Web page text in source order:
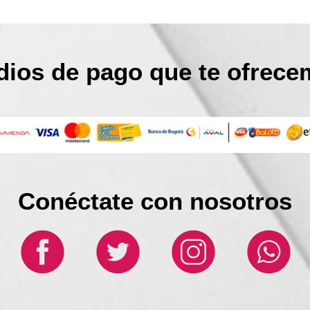
de pago que te
Conéctate con nosotros